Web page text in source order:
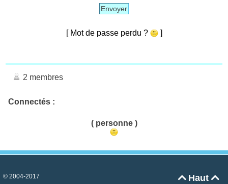
Envoyer
[ Mot de passe perdu ? ]
2 membres
Connectés :
( personne )
Haut 
© 2004-2017